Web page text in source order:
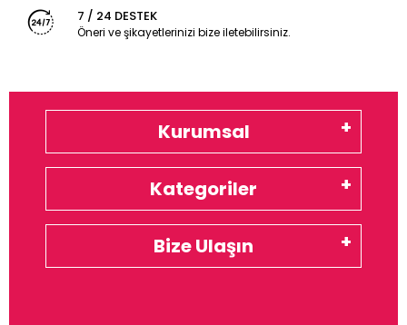
7 / 24 DESTEK
Öneri ve şikayetlerinizi bize iletebilirsiniz.
Kurumsal
Kategoriler
Bize Ulaşın